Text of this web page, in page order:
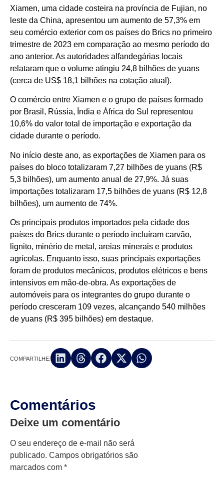
Xiamen, uma cidade costeira na província de Fujian, no
leste da China, apresentou um aumento de 57,3% em
seu comércio exterior com os países do Brics no primeiro
trimestre de 2023 em comparação ao mesmo período do
ano anterior. As autoridades alfandegárias locais
relataram que o volume atingiu 24,8 bilhões de yuans
(cerca de US$ 18,1 bilhões na cotação atual).
O comércio entre Xiamen e o grupo de países formado
por Brasil, Rússia, Índia e África do Sul representou
10,6% do valor total de importação e exportação da
cidade durante o período.
No início deste ano, as exportações de Xiamen para os
países do bloco totalizaram 7,27 bilhões de yuans (R$
5,3 bilhões), um aumento anual de 27,9%. Já suas
importações totalizaram 17,5 bilhões de yuans (R$ 12,8
bilhões), um aumento de 74%.
Os principais produtos importados pela cidade dos
países do Brics durante o período incluíram carvão,
lignito, minério de metal, areias minerais e produtos
agrícolas. Enquanto isso, suas principais exportações
foram de produtos mecânicos, produtos elétricos e bens
intensivos em mão-de-obra. As exportações de
automóveis para os integrantes do grupo durante o
período cresceram 109 vezes, alcançando 540 milhões
de yuans (R$ 395 bilhões) em destaque.
COMPARTILHE:
Comentários
Deixe um comentário
O seu endereço de e-mail não será
publicado. Campos obrigatórios são
marcados com *